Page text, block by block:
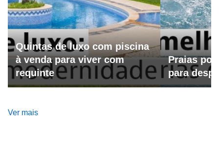
Quintas de luxo com piscina
à venda para viver com
requinte
Praias
para
Ver mais